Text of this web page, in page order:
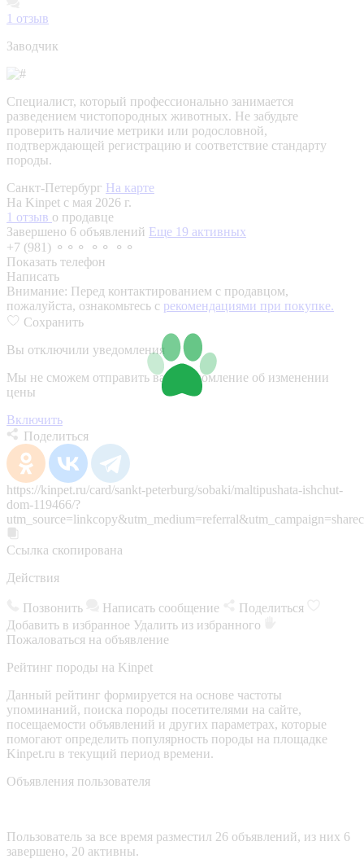
1 отзыв
Заводчик
Специалист, который профессионально занимается
разведением чистопородных животных. Не забудьте
проверить наличие метрики или родословной,
подтверждающей регистрацию и соответствие стандарту
породы.
Санкт-Петербург На карте
На Kinpet c мая 2026 г.
1 отзыв о продавце
Завершено 6 объявлений Еще 19 активных
+7 (981) ⚬⚬⚬ ⚬⚬ ⚬⚬
Показать телефон
Написать
Внимание: Перед контактированием с продавцом,
пожалуйста, ознакомьтесь с рекомендациями при покупке.
Сохранить
Вы отключили уведомления
Мы не сможем отправить вам уведомление об изменении
цены
Включить
Поделиться
https://kinpet.ru/card/sankt-peterburg/sobaki/maltipushata-ishchut-
dom-119466/?
Ссылка скопирована
Действия
Позвонить Написать сообщение
Поделиться
Добавить в избранное Удалить из избранного
Пожаловаться на объявление
Рейтинг породы на Kinpet
Данный рейтинг формируется на основе частоты
упоминаний, поиска породы посетителями на сайте,
посещаемости объявлений и других параметрах, которые
помогают определить популярность породы на площадке
Kinpet.ru в текущий период времени.
Объявления пользователя
Пользователь за все время разместил 26 объявлений, из них 6
завершено, 20 активны.